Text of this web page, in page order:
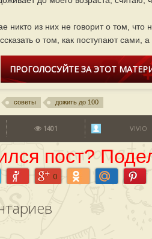
никто из них не говорит о том, что
о том, как поступают сами,
ПРОГОЛОСУЙТЕ ЗА ЭТОТ
советы дожить до 100
1401 VIVIO
пост?
0